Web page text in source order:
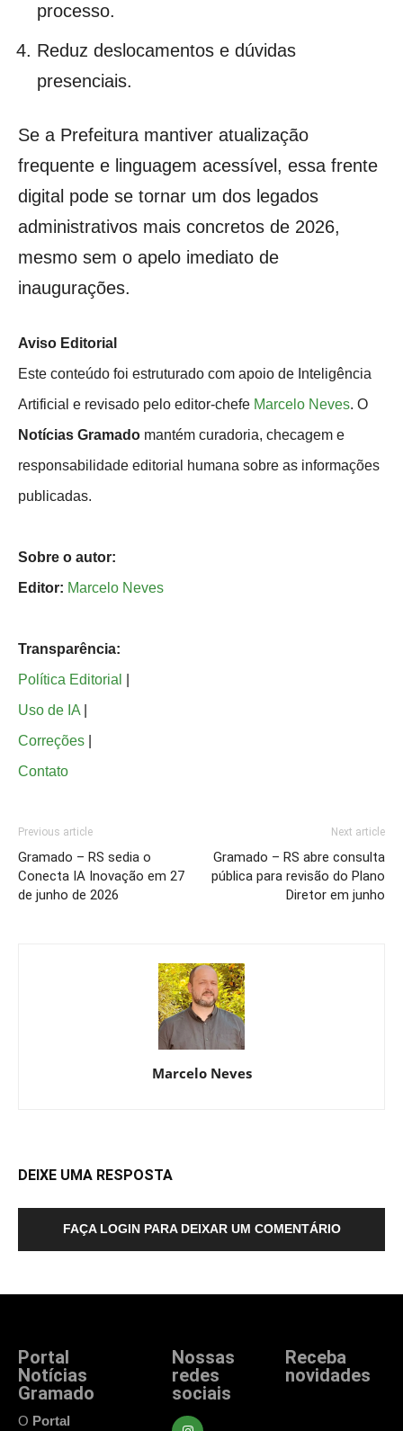
processo.
Reduz deslocamentos e dúvidas
presenciais.
Se a Prefeitura mantiver atualização
frequente e linguagem acessível, essa frente
digital pode se tornar um dos legados
administrativos mais concretos de 2026,
mesmo sem o apelo imediato de
inaugurações.
Aviso Editorial
Este conteúdo foi estruturado com apoio de Inteligência
Artificial e revisado pelo editor-chefe Marcelo Neves. O
Notícias Gramado mantém curadoria, checagem e
responsabilidade editorial humana sobre as informações
publicadas.
Sobre o autor:
Editor: Marcelo Neves
Transparência:
Política Editorial
Uso de IA
Correções
Contato
Previous article
Gramado – RS sedia o
Conecta IA Inovação em 27
de junho de 2026
Next article
Gramado – RS abre consulta
pública para revisão do Plano
Diretor em junho
Marcelo Neves
DEIXE UMA RESPOSTA
FAÇA LOGIN PARA DEIXAR UM COMENTÁRIO
Portal
Notícias
Gramado
O Portal
Nossas
redes
sociais
Receba
novidades